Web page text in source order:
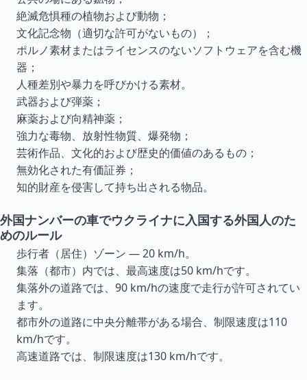
絶滅危惧種の植物および動物；
文化記念物（適切な許可がないもの）；
ポルノ素材またはライセンスのないソフトウェアを含む機
器；
人種差別や暴力を呼びかける素材。
武器および弾薬；
麻薬および向精神薬；
強力な毒物、放射性物質、爆発物；
芸術作品、文化的および歴史的価値のあるもの；
無効化された有価証券；
知的財産を侵害して持ち出される物品。
外国ナンバーの車でウクライナに入国する外国人のた
めのルール
歩行者（居住）ゾーン — 20 km/h。
集落（都市）内では、最高速度は50 km/hです。
集落外の道路では、90 km/hの速度で走行が許可されてい
ます。
都市外の道路に中央分離帯がある場合、制限速度は110
km/hです。
高速道路では、制限速度は130 km/hです。